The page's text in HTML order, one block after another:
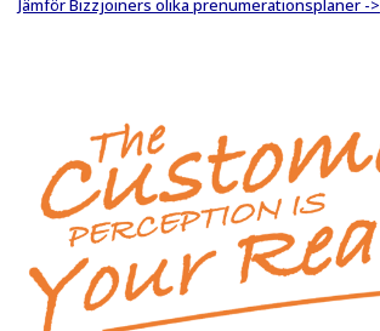
Jämför Bizzjoiners olika prenumerationsplaner ->